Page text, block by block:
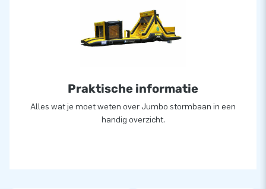
Praktische informatie
Alles wat je moet weten over Jumbo stormbaan in een
handig overzicht.